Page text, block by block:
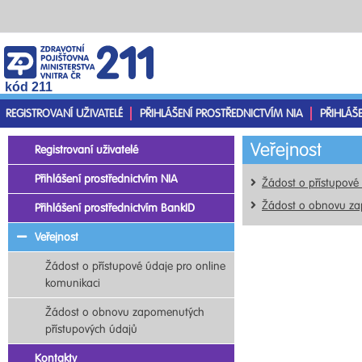
kód 211
REGISTROVANÍ UŽIVATELÉ
PŘIHLÁŠENÍ PROSTŘEDNICTVÍM NIA
Veřejnost
Žádost o
Žádost o obnovu
Registrovaní uživatelé
Přihlášení prostřednictvím NIA
Přihlášení prostřednictvím BankID
Veřejnost
Žádost o přístupové údaje pro online
komunikaci
Žádost o obnovu zapomenutých
přístupových údajů
Kontakty